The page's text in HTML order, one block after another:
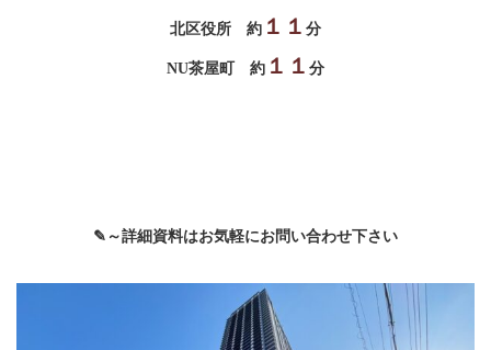
北区役所 約 １１ 分
NU茶屋町 約 １１ 分
✎～詳細資料はお気軽にお問い合わせ下さい